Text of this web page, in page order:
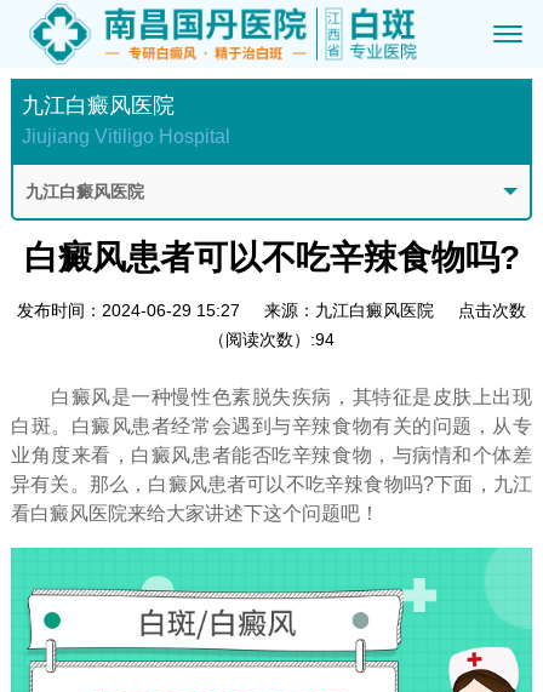
九江白癜风医院
Jiujiang Vitiligo Hospital
九江白癜风医院
白癜风患者可以不吃辛辣食物吗?
发布时间：2024-06-29 15:27 来源：九江白癜风医院
点击次数
（阅读次数）:94
白癜风是一种慢性色素脱失疾病，其特征是皮肤上出现
白斑。白癜风患者经常会遇到与辛辣食物有关的问题，从专
业角度来看，白癜风患者能否吃辛辣食物，与病情和个体差
异有关。那么，白癜风患者可以不吃辛辣食物吗?下面，九江
看白癜风医院来给大家讲述下这个问题吧！